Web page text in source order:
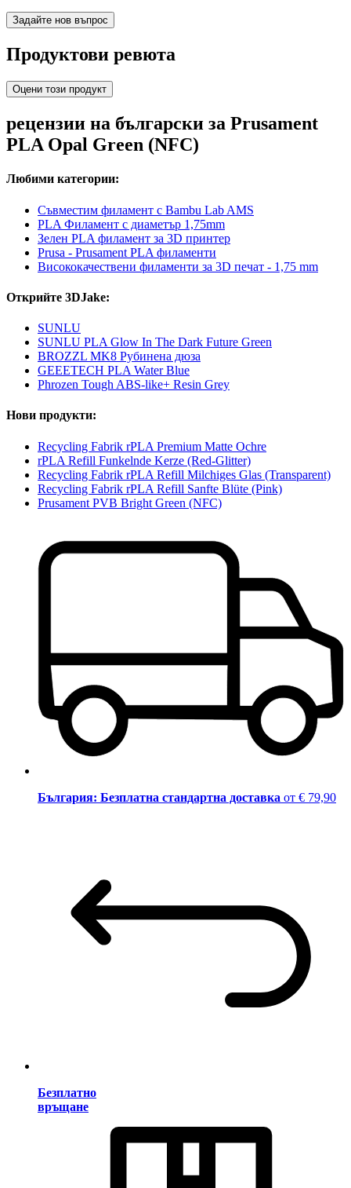
Задайте нов въпрос
Продуктови ревюта
Оцени този продукт
рецензии на български за Prusament
PLA Opal Green (NFC)
Любими категории:
Съвместим филамент с Bambu Lab AMS
PLA Филамент с диаметър 1,75mm
Зелен PLA филамент за 3D принтер
Prusa - Prusament PLA филаменти
Висококачествени филаменти за 3D печат - 1,75 mm
Открийте 3DJake:
SUNLU
SUNLU PLA Glow In The Dark Future Green
BROZZL MK8 Рубинена дюза
GEEETECH PLA Water Blue
Phrozen Tough ABS-like+ Resin Grey
Нови продукти:
Recycling Fabrik rPLA Premium Matte Ochre
rPLA Refill Funkelnde Kerze (Red-Glitter)
Recycling Fabrik rPLA Refill Milchiges Glas (Transparent)
Recycling Fabrik rPLA Refill Sanfte Blüte (Pink)
Prusament PVB Bright Green (NFC)
България: Безплатна стандартна доставка от € 79,90
Безплатно
връщане